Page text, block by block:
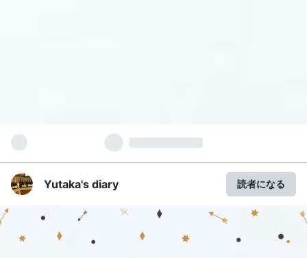
Yutaka's diary 読者になる